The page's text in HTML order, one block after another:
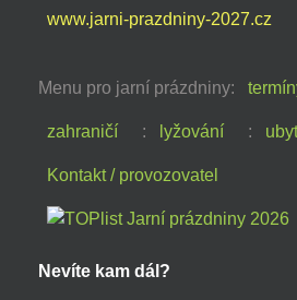
www.jarni-prazdniny-2027.cz
Menu pro jarní prázdniny:
zahraničí : lyžování :
Kontakt / provozovatel
Nevíte kam dál?